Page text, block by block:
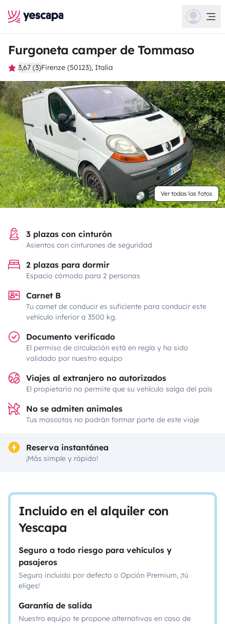
Furgoneta camper de Tommaso
3,67 (3)Firenze (50123), Italia
Ver todas las fotos
3 plazas con cinturón
Asientos con cinturones de seguridad
2 plazas para dormir
Espacio cómodo para 2 personas
Carnet B
Tu carnet de conducir es suficiente para conducir este
vehículo inferior a 3500 kg.
Documento verificado
El permiso de circulación está en regla y ha sido
validado por nuestro equipo
Viajes al extranjero no autorizados
El propietario no permite que su vehículo salga del país
No se admiten animales
Tus mascotas no podrán formar parte de este viaje
Reserva instantánea
¡Más simple y rápido!
Incluido en el alquiler con
Yescapa
Seguro a todo riesgo para vehículos y
pasajeros
Seguro incluido por defecto o Opción Premium, ¡tú
eliges!
Garantía de salida
Nuestro equipo te propone alternativas en caso de